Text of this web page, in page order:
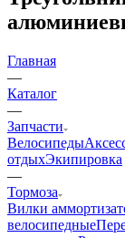
Главная
—
Каталог
—
Запчасти
Велосипеды
отдыхЭкипировка
—
Тормоза
Вилки
велосипедные